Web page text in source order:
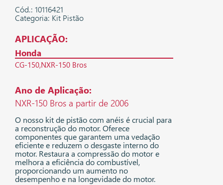
Cód.: 10116421
Categoria: Kit Pistão
APLICAÇÃO:
Honda
CG-150 NXR-150 Bros
Ano de Aplicação:
NXR-150 Bros a partir de 2006
O nosso kit de pistão com anéis é crucial para
a reconstrução do motor. Oferece
componentes que garantem uma vedação
eficiente e reduzem o desgaste interno do
motor. Restaura a compressão do motor e
melhora a eficiência do combustível,
proporcionando um aumento no
desempenho e na longevidade do motor.